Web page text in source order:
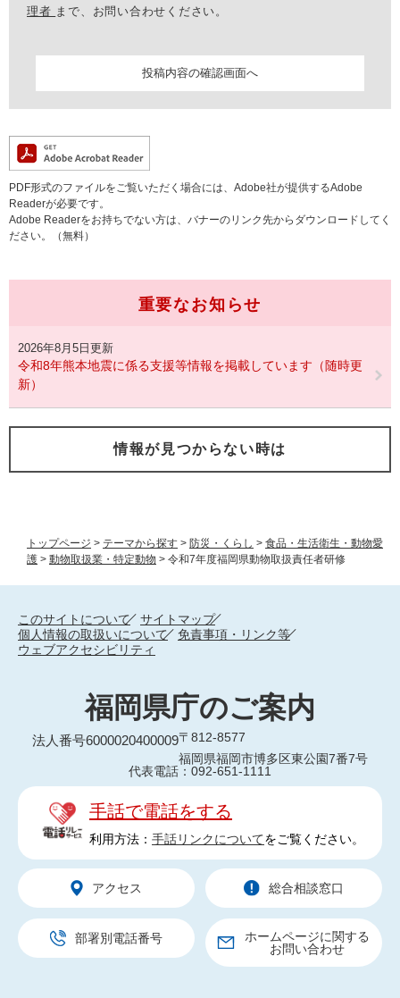
トップページ > テーマから探す > 防災・くらし > 食品・生活衛生・動物愛
護 > 動物取扱業・特定動物 > 令和7年度福岡県動物取扱責任者研修
理者 まで、お問い合わせください。
PDF形式のファイルをご覧いただく場合には、Adobe社が提供するAdobe
Readerが必要です。
Adobe Readerをお持ちでない方は、バナーのリンク先からダウンロードしてく
ださい。（無料）
重要なお知らせ
2026年8月5日更新
令和8年熊本地震に係る支援等情報を掲載しています（随時更
新）
情報が見つからない時は
このサイトについて
サイトマップ
個人情報の取扱いについて
免責事項・リンク等
ウェブアクセシビリティ
福岡県庁のご案内
法人番号6000020400009〒812-8577
福岡県福岡市博多区東公園7番7号
代表電話：092-651-1111
手話で電話をする
利用方法： 手話リンクについてをご覧ください。
アクセス 総合相談窓口
部署別電話番号
ホームページに関する
お問い合わせ